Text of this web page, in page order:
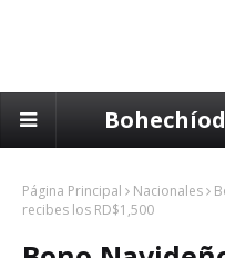
Página Principal Nacionales
recibes los RD$1,500